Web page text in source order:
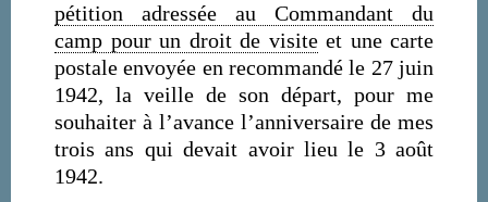
pétition adressée au Commandant du
camp pour un droit de visiteet une carte
postale envoyée en recommandé le 27 juin
1942, la veille de son départ, pour me
souhaiter à l’avance l’anniversaire de mes
trois ans qui devait avoir lieu le 3 août
1942.